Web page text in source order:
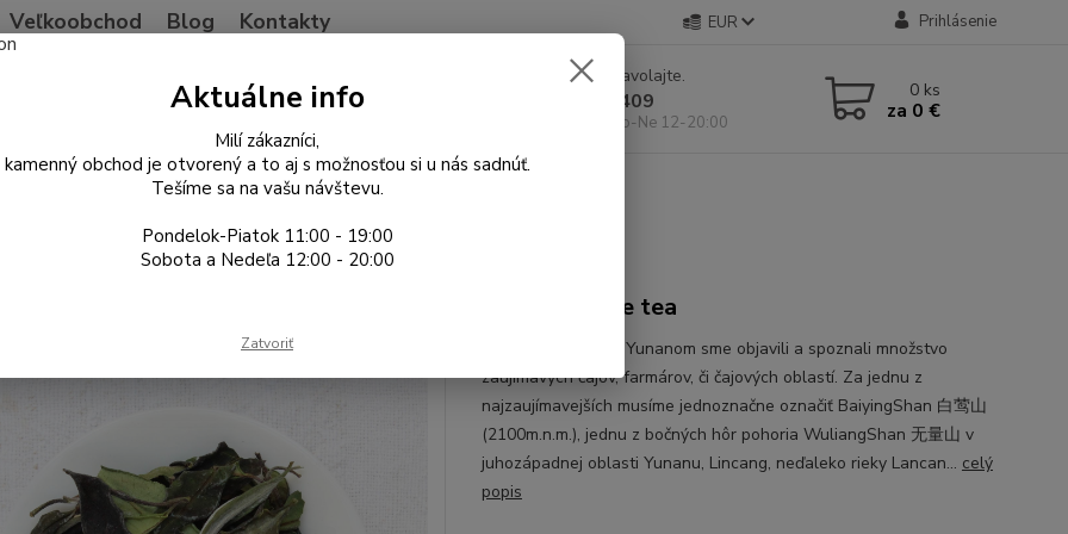
Veľkoobchod Blog Kontakty EUR Prihlásenie
Hľadať
Neviete si rady? Zavolajte.
+421 904 546 409
Po-Pia 11-19:00, So-Ne 12-20:00
0 ks
za 0 €
BaiyingShan wild tree white 2026
wild tree white 2026
ErGaZi White tea
Na našich cestách Yunanom sme objavili a spoznali množstvo
zaujímavých čajov, farmárov, či čajových oblastí. Za jednu z
najzaujímavejších musíme jednoznačne označiť BaiyingShan 白莺山
(2100m.n.m.), jednu z bočných hôr pohoria WuliangShan 无量山 v
juhozápadnej oblasti Yunanu, Lincang, neďaleko rieky Lancan... celý
popis
Aktuálne info
Milí zákazníci,
kamenný obchod je otvorený a to aj s možnosťou si u nás sadnúť.
Tešíme sa na vašu návštevu.
Pondelok-Piatok 11:00 - 19:00
Sobota a Nedeľa 12:00 - 20:00
Zatvoriť